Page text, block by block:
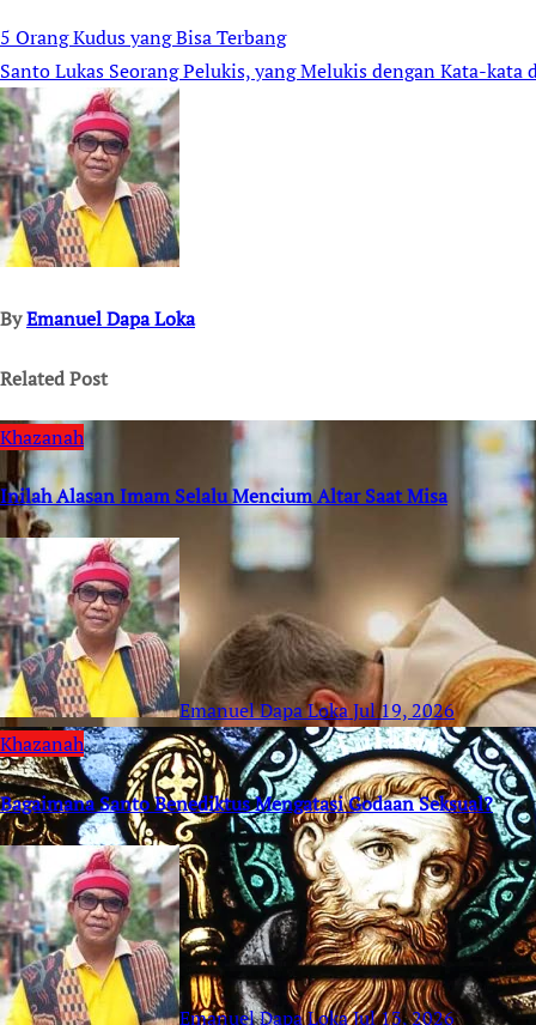
Post
navigation
5 Orang Kudus yang Bisa Terbang
Santo Lukas Seorang Pelukis, yang Melukis dengan Kata-
ByEmanuel Dapa Loka
Related Post
Khazanah
Inilah Alasan Imam Selalu Mencium Altar Saat Misa
Emanuel Dapa LokaJul 19, 2026
Khazanah
Bagaimana Santo Benediktus Mengatasi Godaan Seksual?
Emanuel Dapa LokaJul 13, 2026